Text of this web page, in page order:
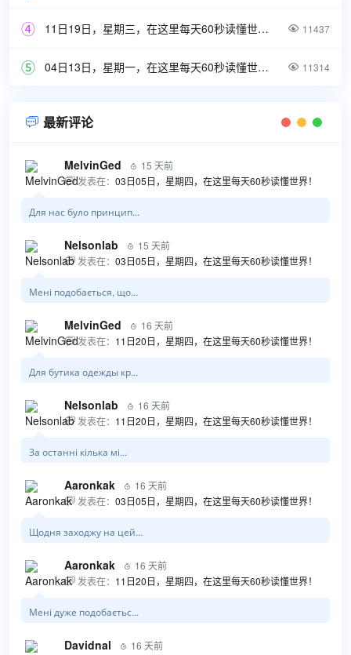
11日19日，星期三，在这里每天60秒读懂世界！  11437
04日13日，星期一，在这里每天60秒读懂世界！  11314
 最新评论
MelvinGed  15 天前
 发表在： 03日05日，星期四，在这里每天60秒读懂世界！
Для нас було принцип...
Nelsonlab  15 天前
 发表在： 03日05日，星期四，在这里每天60秒读懂世界！
Мені подобається, що...
MelvinGed  16 天前
 发表在： 11日20日，星期四，在这里每天60秒读懂世界！
Для бутика одежды кр...
Nelsonlab  16 天前
 发表在： 11日20日，星期四，在这里每天60秒读懂世界！
За останні кілька мі...
Aaronkak  16 天前
 发表在： 03日05日，星期四，在这里每天60秒读懂世界！
Щодня заходжу на цей...
Aaronkak  16 天前
 发表在： 11日20日，星期四，在这里每天60秒读懂世界！
Мені дуже подобаєтьс...
Davidnal  16 天前